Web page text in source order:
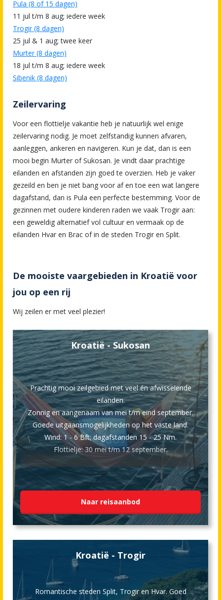
Pula (8 of 15 dagen)
11 jul t/m 8 aug; iedere week
Trogir (8 dagen)
25 jul & 1 aug; twee keer
Murter (8 dagen)
18 jul t/m 8 aug; iedere week
Sibenik (8 dagen)
Zeilervaring
Voor een flottielje vakantie heb je natuurlijk wel enige
zeilervaring nodig. Je moet zelfstandig kunnen afvaren,
aanleggen, ankeren en navigeren. Kun je dat, dan is een
mooi begin Murter of Sukosan. Je vindt daar prachtige
eilanden en afstanden zijn goed te overzien. Heb je vaker
gezeild en ben je niet bang voor af en toe een wat langere
dagafstand, dan is Pula een perfecte bestemming. Voor de
gezinnen met oudere kinderen raden we vaak Trogir aan:
een geweldig alternatief vol cultuur en vermaak op de
eilanden Hvar en Brac of in de steden Trogir en Split.
De mooiste vaargebieden in Kroatië voor
jou op een rij
Wij zeilen er met veel plezier!
Kroatië - Sukosan
Prachtig mooi zeilgebied met veel én afwisselende
eilanden.
Zonnig en aangenaam van mei t/m eind september.
Goede uitgaansmogelijkheden op het vaste land.
Wind: 1 - 6 Bft; dagafstanden 15 - 25 Nm.
Flottielje: 30 mei t/m 12 september.
Naar reisaanbod
Kroatië - Trogir
Romantische steden Split, Trogir en Hvar. Goed